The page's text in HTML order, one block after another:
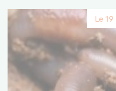
Le